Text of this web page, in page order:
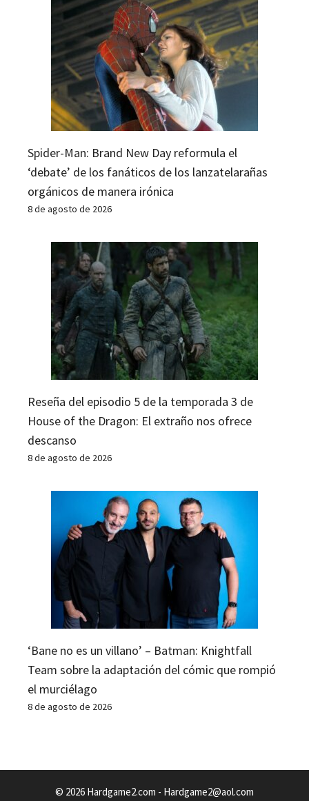
Spider-Man: Brand New Day reformula el
‘debate’ de los fanáticos de los lanzatelarañas
orgánicos de manera irónica
8 de agosto de 2026
Reseña del episodio 5 de la temporada 3 de
House of the Dragon: El extraño nos ofrece
descanso
8 de agosto de 2026
‘Bane no es un villano’ – Batman: Knightfall
Team sobre la adaptación del cómic que rompió
el murciélago
8 de agosto de 2026
© 2026 Hardgame2.com - Hardgame2@aol.com